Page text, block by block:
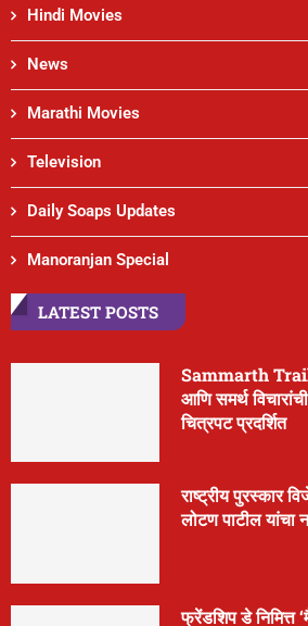
Hindi Movies
News
Marathi Movies
Television
Daily Soaps Updates
Manoranjan Special
LATEST POSTS
Sammarth
आणि समर्थ
चित्रपट प्रदर्शित
राष्ट्रीय पुरस्कार
लोटण पाटील यांचा
फ्रेंडशिप डे निमित्त